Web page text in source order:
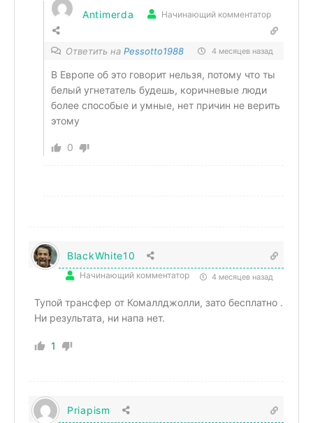
Antimerda Начинающий комментатор
Ответить на Pessotto1988 4 месяцев назад
В Европе об это говорит нельзя, потому что ты
белый угнетатель будешь, коричневые люди
более способые и умные, нет причин не верить
этому
0
BlackWhite10
Начинающий комментатор 4 месяцев назад
Тупой трансфер от Комаллджолли, зато бесплатно .
Ни результата, ни напа нет.
1
Priapism